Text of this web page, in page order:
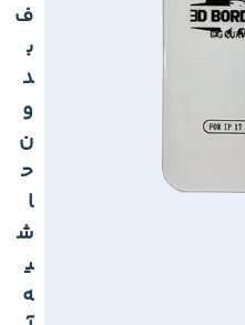
ف
ب
د
و
ن
ح
ا
ش
ی
ه